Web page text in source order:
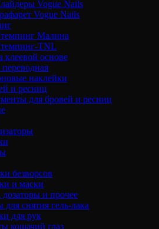
Vogue Nails
Vogue Nails
Малина
TNL
клеевой основе
наклейки
и ресниц
для бровей и ресниц
безворсов
и маски
и прочее
снятия гель-лака
для рук
кошачий глаз